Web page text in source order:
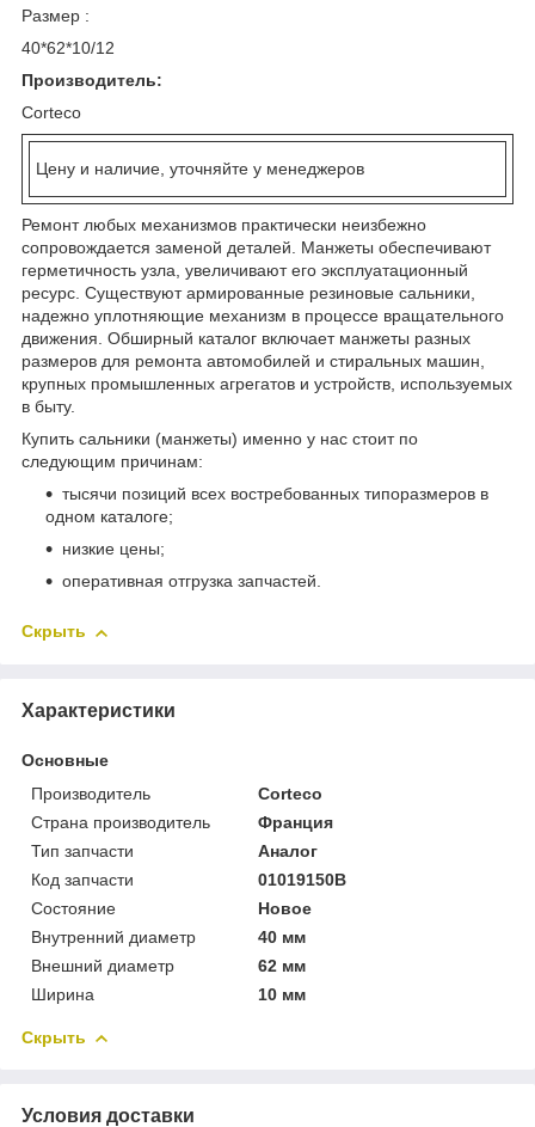
Размер :
40*62*10/12
Производитель:
Corteco
Цену и наличие, уточняйте у менеджеров
Ремонт любых механизмов практически неизбежно
сопровождается заменой деталей. Манжеты обеспечивают
герметичность узла, увеличивают его эксплуатационный
ресурс. Существуют армированные резиновые сальники,
надежно уплотняющие механизм в процессе вращательного
движения. Обширный каталог включает манжеты разных
размеров для ремонта автомобилей и стиральных машин,
крупных промышленных агрегатов и устройств, используемых
в быту.
Купить сальники (манжеты) именно у нас стоит по
следующим причинам:
тысячи позиций всех востребованных типоразмеров в
одном каталоге;
низкие цены;
оперативная отгрузка запчастей.
Скрыть
Характеристики
Основные
Производитель
Corteco
Страна производитель
Франция
Тип запчасти
Аналог
Код запчасти
01019150B
Состояние
Новое
Внутренний диаметр
40 мм
Внешний диаметр
62 мм
Ширина
10 мм
Скрыть
Условия доставки